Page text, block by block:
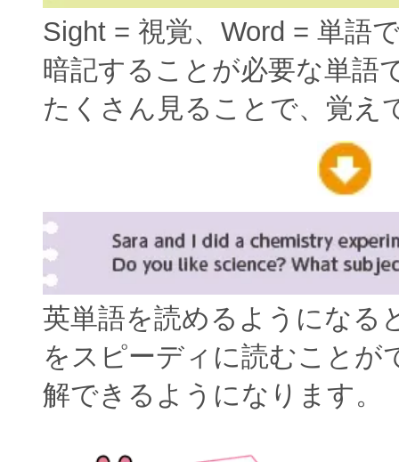
Sight = 視覚、Word = 単語
暗記することが必要な単語
たくさん見ることで、覚え
英単語を読めるようになる
をスピーディに読むことが
解できるようになります。